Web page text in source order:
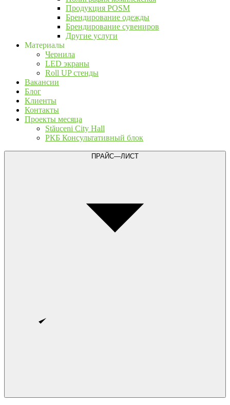
Продукция POSM
Брендирование одежды
Брендирование сувениров
Другие услуги
Материалы
Чернила
LED экраны
Roll UP стенды
Вакансии
Блог
Клиенты
Контакты
Проекты месяца
Stăuceni City Hall
РКБ Консультативный блок
ПРАЙС—ЛИСТ